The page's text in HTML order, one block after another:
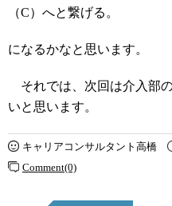
（C）へと繋げる。
になるかなと思います。
それでは、次回は介入部
いと思います。
キャリアコンサルタント高橋
Comment(0)